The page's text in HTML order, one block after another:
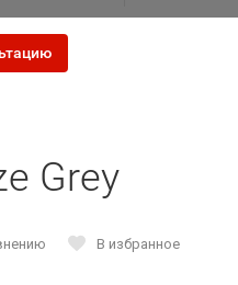
Grey
В избранное